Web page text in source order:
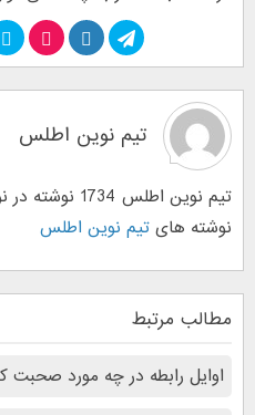
تیم نوین اطلس
تیم نوین
نوشته های تیم نوین اطلس
مطالب مرتبط
اوایل رابطه در چه مورد صحبت